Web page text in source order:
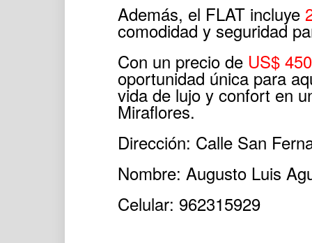
Además, el FLAT incluye
comodidad y seguridad
Con un precio de US$
oportunidad única para
vida de lujo y confort en
Miraflores.
Dirección: Calle San
Nombre: Augusto Luis
Celular: 962315929